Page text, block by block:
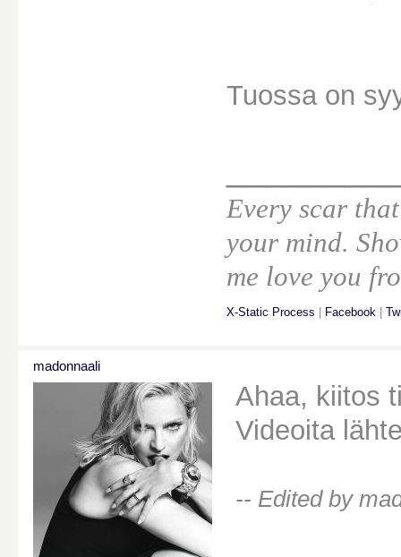
Tuossa on
Every scar
your mind.
me love you
X-Static Process Facebook
madonnaali
Ahaa, kiitos
Videoita
-- Edited by